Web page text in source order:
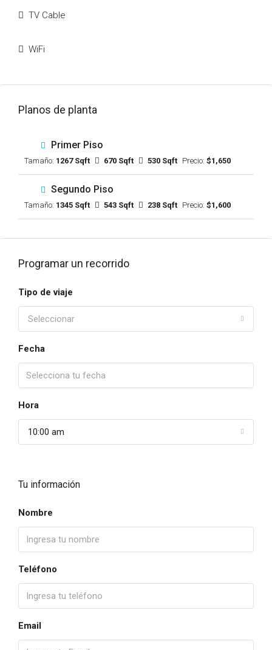
TV Cable
WiFi
Planos de planta
Primer Piso
Tamaño: 1267 Sqft 670 Sqft 530 Sqft Precio: $1,650
Segundo Piso
Tamaño: 1345 Sqft 543 Sqft 238 Sqft Precio: $1,600
Programar un recorrido
Tipo de viaje
Seleccionar
Fecha
Hora
10:00 am
Tu información
Nombre
Teléfono
Email